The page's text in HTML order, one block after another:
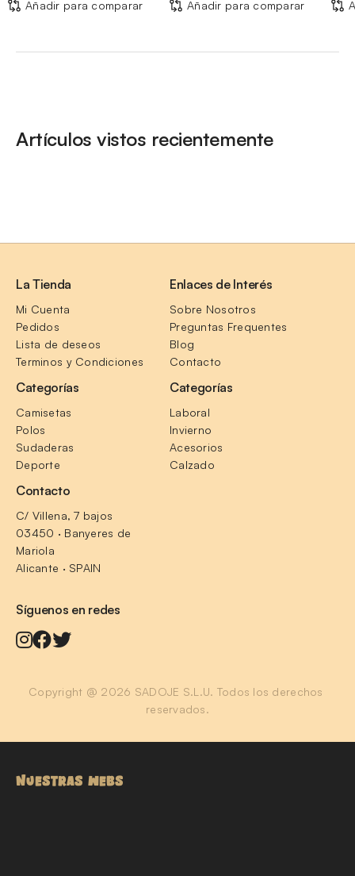
Añadir para comparar Añadir para comparar
Artículos vistos recientemente
La Tienda
Mi Cuenta
Pedidos
Lista de deseos
Terminos y Condiciones
Enlaces de Interés
Sobre Nosotros
Preguntas Frequentes
Blog
Contacto
Categorías
Camisetas
Polos
Sudaderas
Deporte
Categorías
Laboral
Invierno
Acesorios
Calzado
Contacto
C/ Villena, 7 bajos
03450 · Banyeres de
Mariola
Alicante · SPAIN
Síguenos en redes
Copyright @ 2026 SADOJE S.L.U. Todos los derechos
reservados.
NUESTRAS WEBS